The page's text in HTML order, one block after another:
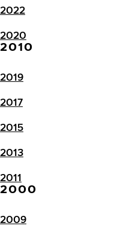
2022
2020
2010
2019
2017
2015
2013
2011
2000
2009